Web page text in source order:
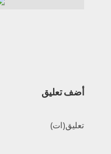
أضف تعليق
تعليق(ات)